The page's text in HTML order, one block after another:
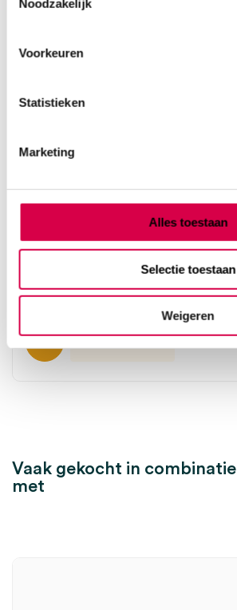
Noodzakelijk
Voorkeuren
Statistieken
Marketing
Alles toestaan
Selectie toestaan
Weigeren
steriel (5×2)
5 x 2 stuks, 10cm x 20cm, steriel
Vaak gekocht in combinatie
met